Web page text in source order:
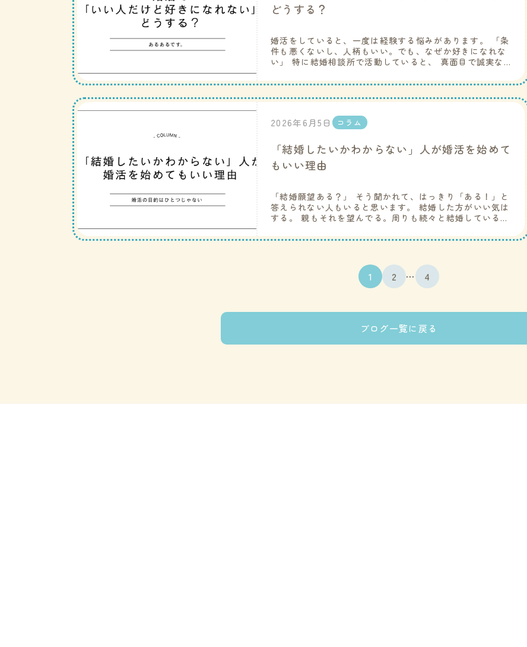
どうする？
婚活をしていると、一度は経験する悩みがあります。 「条
件も悪くないし、人柄もいい。でも、なぜか好きになれな
い」 特に結婚相談所で活動していると、 真面目で誠実な
なくあり […]
2026年6月5日 コラム
「結婚したいかわからない」人が婚活を始めて
もいい理由
「結婚願望ある？」 そう聞かれて、はっきり「ある！」と
答えられない人もいると思います。 結婚した方がいい気は
する。 親もそれを望んでる。周りも続々と結婚している。
した […]
1 2 … 4
ブログ一覧に戻る